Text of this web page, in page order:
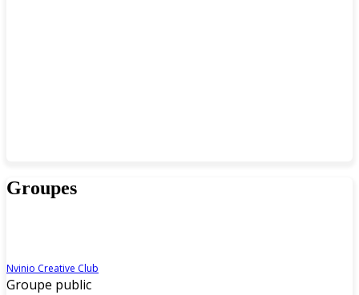
Groupes
Nvinio Creative Club
Groupe public